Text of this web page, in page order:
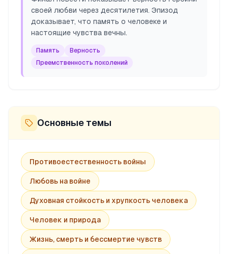
своей любви через десятилетия. Эпизод
доказывает, что память о человеке и
настоящие чувства вечны.
Память
Верность
Преемственность поколений
Основные темы
Противоестественность войны
Любовь на войне
Духовная стойкость и хрупкость человека
Человек и природа
Жизнь, смерть и бессмертие чувств